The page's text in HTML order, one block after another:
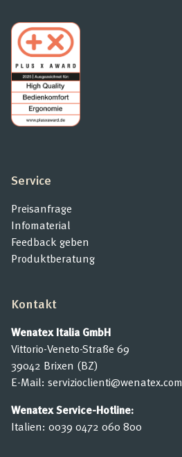
Service
Preisanfrage
Infomaterial
Feedback geben
Produktberatung
Kontakt
Wenatex Italia GmbH
Vittorio-Veneto-Straße 69
39042 Brixen (BZ)
E-Mail: servizioclienti@wenatex.com
Wenatex Service-Hotline:
Italien: 0039 0472 060 800